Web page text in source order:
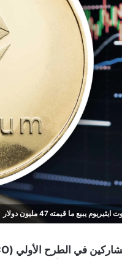
يبيع ما قيمته 47 مليون دولار